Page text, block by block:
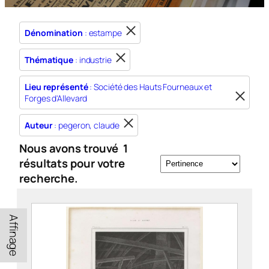
Dénomination : estampe
Thématique : industrie
Lieu représenté: Société des Hauts Fourneaux et
Forges d'Allevard
Auteur: pegeron, claude
Nous avons trouvé 1
résultats pour votre
recherche.
Affinage